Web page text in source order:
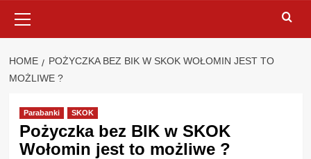
Menu
HOME
POŻYCZKA BEZ BIK W SKOK WOŁOMIN JEST TO
MOŻLIWE ?
Parabanki SKOK
Pożyczka bez BIK w SKOK
Wołomin jest to możliwe ?